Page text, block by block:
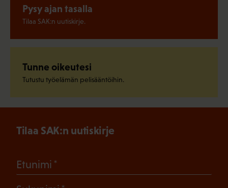
Pysy ajan tasalla
Tilaa SAK:n uutiskirje.
Tunne oikeutesi
Tutustu työelämän pelisääntöihin.
Tilaa SAK:n uutiskirje
Etunimi